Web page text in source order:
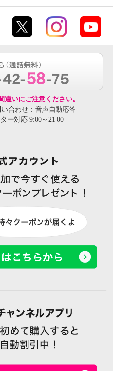
いにご注意ください。
合わせ：音声自動応答
ー対応 9:00～21:00